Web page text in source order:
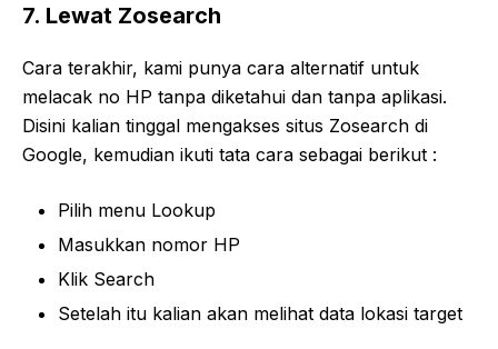
7. Lewat Zosearch
Cara terakhir, kami punya cara alternatif untuk
melacak no HP tanpa diketahui dan tanpa aplikasi.
Disini kalian tinggal mengakses situs Zosearch di
Google, kemudian ikuti tata cara sebagai berikut :
Pilih menu Lookup
Masukkan nomor HP
Klik Search
Setelah itu kalian akan melihat data lokasi target